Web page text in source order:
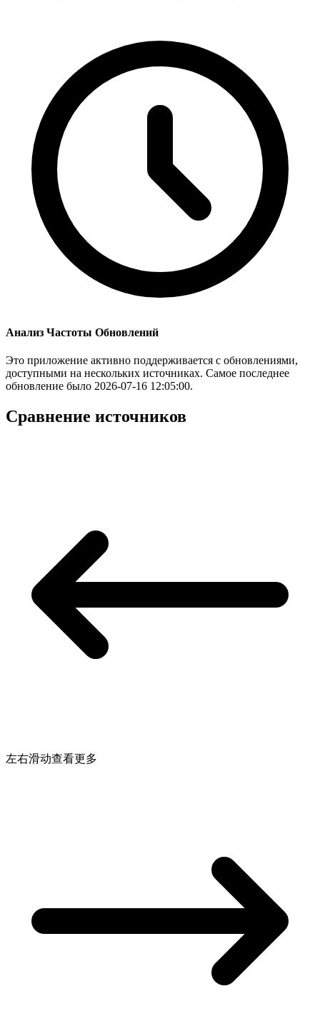
Анализ Частоты Обновлений
Это приложение активно поддерживается с обновлениями,
доступными на нескольких источниках. Самое последнее
обновление было 2026-07-16 12:05:00.
Сравнение источников
左右滑动查看更多